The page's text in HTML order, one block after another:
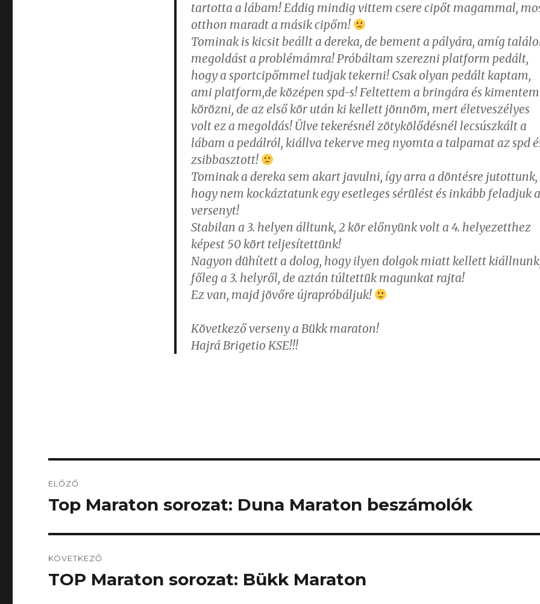
tartotta a lábam! Eddig mindig vittem csere cipőt magammal,
otthon maradt a másik cipőm!
Tominak is kicsit beállt a dereka, de bement a pályára, amíg
megoldást a problémámra! Próbáltam szerezni platform pedált,
hogy a sportcipőmmel tudjak tekerni! Csak olyan pedált kaptam,
ami platform,de középen spd-s! Feltettem a bringára és kimentem
körözni, de az első kör után ki kellett jönnöm, mert életveszélyes
volt ez a megoldás! Ülve tekerésnél zötykölődésnél lecsúszkált a
lábam a pedálról, kiállva tekerve meg nyomta a talpamat az spd
zsibbasztott!
Tominak a dereka sem akart javulni, így arra a döntésre jutottunk,
hogy nem kockáztatunk egy esetleges sérülést és inkább feladjuk a
versenyt!
Stabilan a 3. helyen álltunk, 2 kör előnyünk volt a 4. helyezetthez
képest 50 kört teljesítettünk!
Nagyon dühített a dolog, hogy ilyen dolgok miatt kellett
főleg a 3. helyről, de aztán túltettük magunkat rajta!
Ez van, majd jövőre újrapróbáljuk!
Következő verseny a Bükk maraton!
Hajrá Brigetio KSE!!!
navigáció
ELŐZŐ
Korábbi
Top Maraton sorozat: Duna Maraton beszámolók
KÖVETKEZŐ
Következő
TOP Maraton sorozat: Bükk Maraton